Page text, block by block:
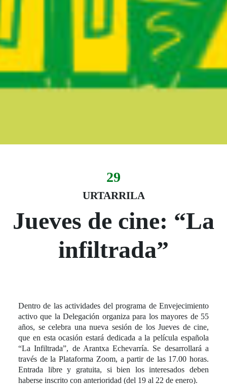
Fecha del evento
29
URTARRILA
29 urtarrila
Jueves de cine: “La
infiltrada”
Dentro de las actividades del programa de Envejecimiento
activo que la Delegación organiza para los mayores de 55
años, se celebra una nueva sesión de los Jueves de cine,
que en esta ocasión estará dedicada a la película española
“La Infiltrada”, de Arantxa Echevarría. Se desarrollará a
través de la Plataforma Zoom, a partir de las 17.00 horas.
Entrada libre y gratuita, si bien los interesados deben
haberse inscrito con anterioridad (del 19 al 22 de enero).